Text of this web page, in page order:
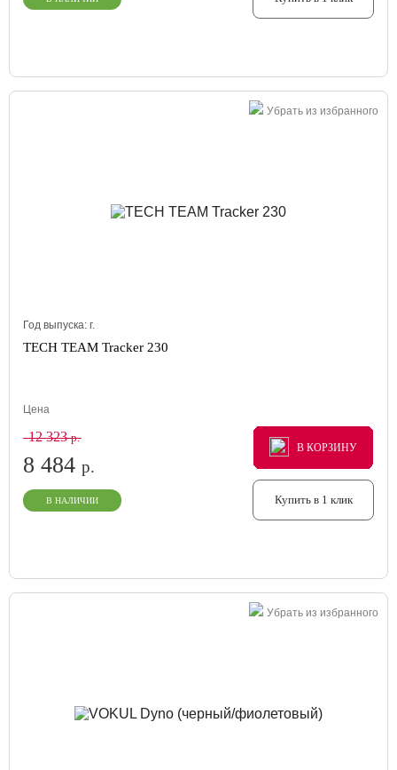
Убрать из избранного
Год выпуска: г.
TECH TEAM Tracker 230
Цена
12 323р.
8 484 р.
В НАЛИЧИИ
В КОРЗИНУ
В КОРЗИНУ
В КОРЗИНУ
Купить в 1 клик
Убрать из избранного